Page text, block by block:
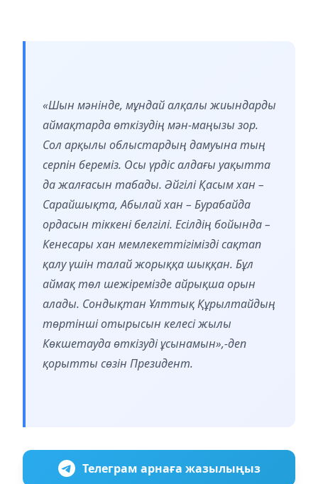
«Шын мәнінде, мұндай алқалы жиындарды
аймақтарда өткізудің мән-маңызы зор.
Сол арқылы облыстардың дамуына тың
серпін береміз. Осы үрдіс алдағы уақытта
да жалғасын табады. Әйгілі Қасым хан –
Сарайшықта, Абылай хан – Бурабайда
ордасын тіккені белгілі. Есілдің бойында –
Кенесары хан мемлекеттігімізді сақтап
қалу үшін талай жорыққа шыққан. Бұл
аймақ төл шежіремізде айрықша орын
алады. Сондықтан Ұлттық Құрылтайдың
төртінші отырысын келесі жылы
Көкшетауда өткізуді ұсынамын»,-деп
қорытты сөзін Президент.
Телеграм арнаға жазылыңыз